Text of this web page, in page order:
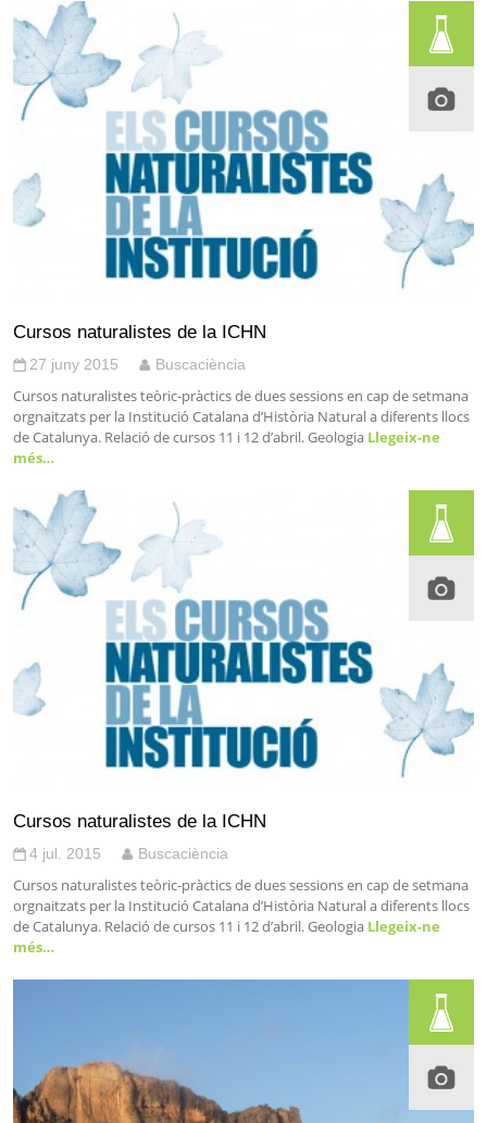
Cursos naturalistes de la ICHN
27 juny 2015 Buscaciència
Cursos naturalistes teòric-pràctics de dues sessions en cap de setmana
orgnaitzats per la Institució Catalana d’Història Natural a diferents llocs
de Catalunya. Relació de cursos 11 i 12 d’abril. Geologia Llegeix-ne
més…
Cursos naturalistes de la ICHN
4 jul. 2015 Buscaciència
Cursos naturalistes teòric-pràctics de dues sessions en cap de setmana
orgnaitzats per la Institució Catalana d’Història Natural a diferents llocs
de Catalunya. Relació de cursos 11 i 12 d’abril. Geologia Llegeix-ne
més…